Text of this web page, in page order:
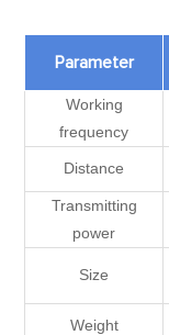
Parameter
Working
frequency
Distance
Transmitting
power
Size
Weight